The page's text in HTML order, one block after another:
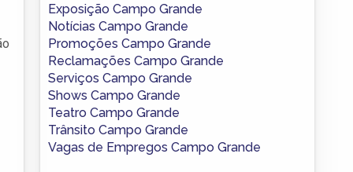
Exposição Campo Grande
Notícias Campo Grande
Promoções Campo Grande
Reclamações Campo Grande
Serviços Campo Grande
Shows Campo Grande
Teatro Campo Grande
Trânsito Campo Grande
Vagas de Empregos Campo Grande